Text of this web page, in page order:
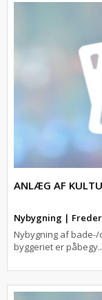
ANLÆG AF
Nybygning |
Nybygning af
byggeriet er